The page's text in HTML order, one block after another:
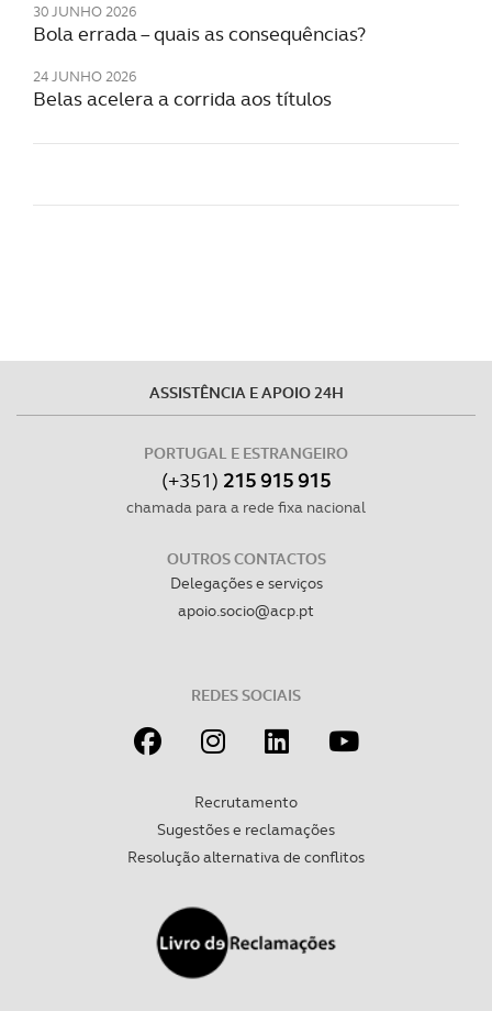
30 JUNHO 2026
Bola errada – quais as consequências?
24 JUNHO 2026
Belas acelera a corrida aos títulos
ASSISTÊNCIA E APOIO 24H
PORTUGAL E ESTRANGEIRO
(+351) 215 915 915
chamada para a rede fixa nacional
OUTROS CONTACTOS
Delegações e serviços
apoio.socio@acp.pt
REDES SOCIAIS
Recrutamento
Sugestões e reclamações
Resolução alternativa de conflitos